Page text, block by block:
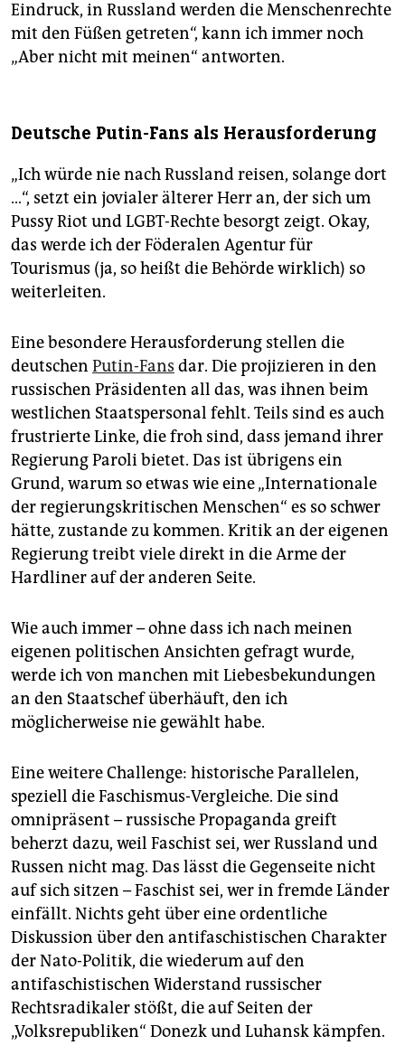
Eindruck, in Russland werden die Menschenrechte
mit den Füßen getreten“, kann ich immer noch
„Aber nicht mit meinen“ antworten.
Deutsche Putin-Fans als Herausforderung
„Ich würde nie nach Russland reisen, solange dort
…“, setzt ein jovialer älterer Herr an, der sich um
Pussy Riot und LGBT-Rechte besorgt zeigt. Okay,
das werde ich der Föderalen Agentur für
Tourismus (ja, so heißt die Behörde wirklich) so
weiterleiten.
Eine besondere Herausforderung stellen die
deutschen Putin-Fans dar. Die projizieren in den
russischen Präsidenten all das, was ihnen beim
westlichen Staatspersonal fehlt. Teils sind es auch
frustrierte Linke, die froh sind, dass jemand ihrer
Regierung Paroli bietet. Das ist übrigens ein
Grund, warum so etwas wie eine „Internationale
der regierungskritischen Menschen“ es so schwer
hätte, zustande zu kommen. Kritik an der eigenen
Regierung treibt viele direkt in die Arme der
Hardliner auf der anderen Seite.
Wie auch immer – ohne dass ich nach meinen
eigenen politischen Ansichten gefragt wurde,
werde ich von manchen mit Liebesbekundungen
an den Staatschef überhäuft, den ich
möglicherweise nie gewählt habe.
Eine weitere Challenge: historische Parallelen,
speziell die Faschismus-Vergleiche. Die sind
omnipräsent – russische Propaganda greift
beherzt dazu, weil Faschist sei, wer Russland und
Russen nicht mag. Das lässt die Gegenseite nicht
auf sich sitzen – Faschist sei, wer in fremde Länder
einfällt. Nichts geht über eine ordentliche
Diskussion über den antifaschistischen Charakter
der Nato-Politik, die wiederum auf den
antifaschistischen Widerstand russischer
Rechtsradikaler stößt, die auf Seiten der
„Volksrepubliken“ Donezk und Luhansk kämpfen.